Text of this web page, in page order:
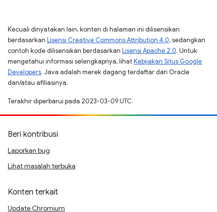
Kecuali dinyatakan lain, konten di halaman ini dilisensikan
berdasarkan Lisensi Creative Commons Attribution 4.0, sedangkan
contoh kode dilisensikan berdasarkan Lisensi Apache 2.0. Untuk
mengetahui informasi selengkapnya, lihatKebijakan Situs Google
Developers. Java adalah merek dagang terdaftar dari Oracle
dan/atau afiliasinya.
Terakhir diperbarui pada 2023-03-09 UTC.
Beri kontribusi
Laporkan bug
Lihat masalah terbuka
Konten terkait
Update Chromium